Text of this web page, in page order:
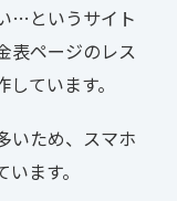
…というサイト
表ページのレス
ています。
いため、スマホ
ます。